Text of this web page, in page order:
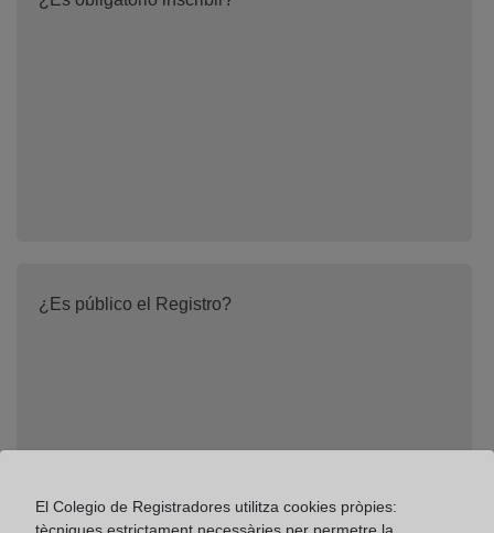
¿Es público el Registro?
El Colegio de Registradores utilitza cookies pròpies: